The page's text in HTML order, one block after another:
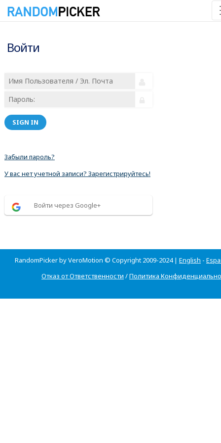
Войти
SIGN IN
Забыли пароль?
У вас нет учетной записи? Зарегистрируйтесь!
Войти через Google+
RandomPicker by VeroMotion © Copyright 2009-2024 | English -
Отказ от Ответственности /Политика